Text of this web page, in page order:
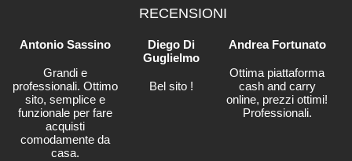
RECENSIONI
Antonio Sassino
Grandi e
professionali. Ottimo
sito, semplice e
funzionale per fare
acquisti
comodamente da
casa.
Diego Di
Guglielmo
Bel sito !
Andrea Fortunato
Ottima piattaforma
cash and carry
online, prezzi ottimi!
Professionali.